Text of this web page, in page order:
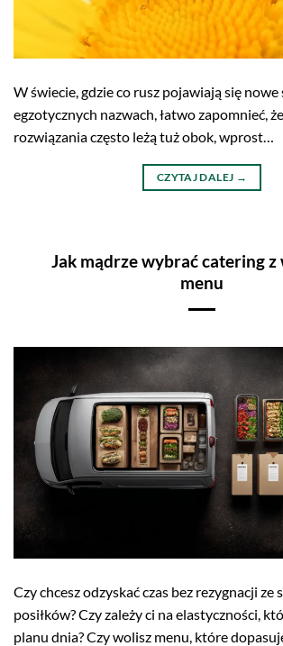
W świecie, gdzie co rusz pojawiają się
egzotycznych nazwach, łatwo zapomnieć,
rozwiązania często leżą tuż obok, wprost…
CZYTAJ DALEJ →
Jak mądrze wybrać catering
menu
Czy chcesz odzyskać czas bez rezygnacji ze
posiłków? Czy zależy ci na elastyczności,
planu dnia? Czy wolisz menu, które